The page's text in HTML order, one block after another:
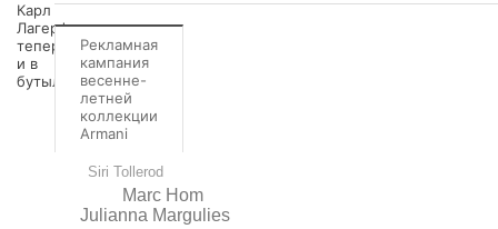
Карл
Лагерфельд:
теперь
и в
бутылке!
Julianna Margulies
Marc Hom
Siri Tollerod
Рекламная
кампания
весенне-
летней
коллекции
Armani